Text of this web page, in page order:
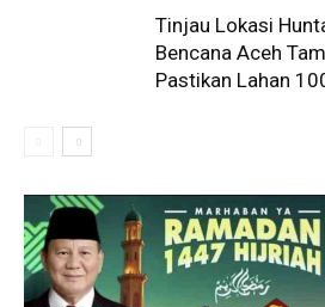
Tinjau Lokasi
Bencana Aceh
Pastikan Lahan